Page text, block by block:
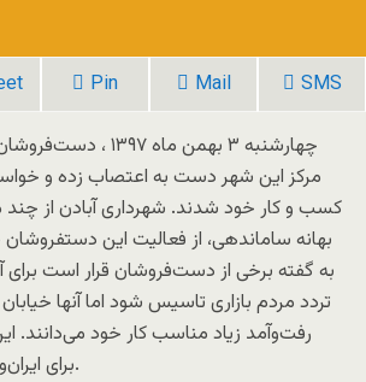
Pin Mail SMS
چهارشنبه ۳ بهمن ماه
مرکز این شهر دست به اعتصاب زده و
کسب و کار خود شدند. شهرداری آبادن از
بهانه ساماندهی، از فعالیت این
به گفته برخی از دست‌فروشان قرار است برای
تردد مردم بازاری تاسیس شود اما آنها
رفت‌وآمد زیاد مناسب کار خود می‌دانند.
برای ایران‌وایر ارسال شده است.